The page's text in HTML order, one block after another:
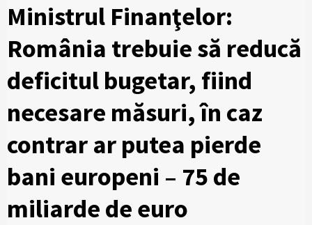
Ministrul Finanţelor:
România trebuie să reducă
deficitul bugetar, fiind
necesare măsuri, în caz
contrar ar putea pierde
bani europeni – 75 de
miliarde de euro